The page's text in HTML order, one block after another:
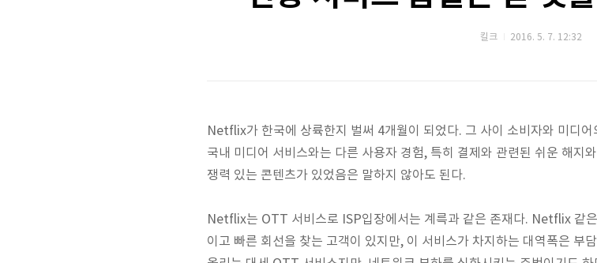
킬크 2016. 5. 7. 12:32
Netflix가 한국에 상륙한지 벌써 4개월이 되었다. 그 사이 소비자와 미디어
국내 미디어 서비스와는 다른 사용자 경험, 특히 결제와 관련된 쉬운 해지
쟁력 있는 콘텐츠가 있었음은 말하지 않아도 된다.
Netflix는 OTT 서비스로 ISP입장에서는 계륵과 같은 존재다. Netflix 같
이고 빠른 회선을 찾는 고객이 있지만, 이 서비스가 차지하는 대역폭은 부